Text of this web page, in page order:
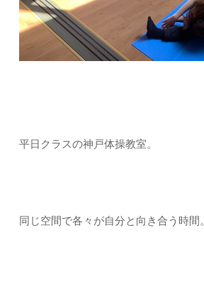
平日クラスの神戸体操教室。
同じ空間で各々が自分と向き合う時間。